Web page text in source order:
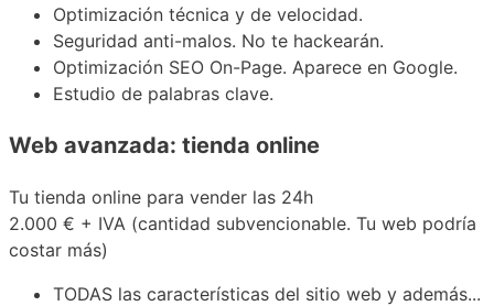
Optimización técnica y de velocidad.
Seguridad anti-malos. No te hackearán.
Optimización SEO On-Page. Aparece en Google.
Estudio de palabras clave.
Web avanzada: tienda online
Tu tienda online para vender las 24h
2.000 € + IVA (cantidad subvencionable. Tu web podría
costar más)
TODAS las características del sitio web y además...